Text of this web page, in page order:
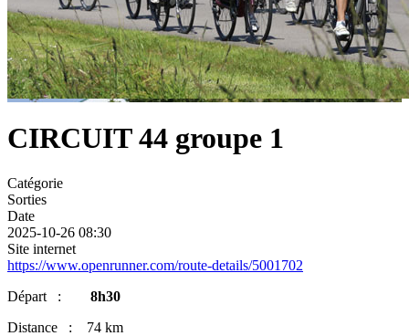
CIRCUIT 44 groupe 1
Catégorie
Sorties
Date
2025-10-26 08:30
Site internet
https://www.openrunner.com/route-details/5001702
Départ :
8h30
Distance : 74 km